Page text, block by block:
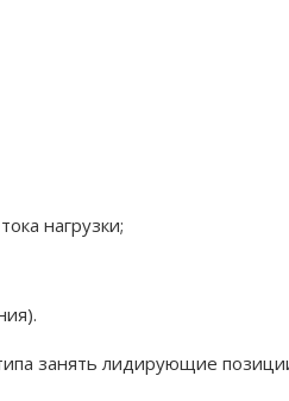
нагрузки;
занять лидирующие